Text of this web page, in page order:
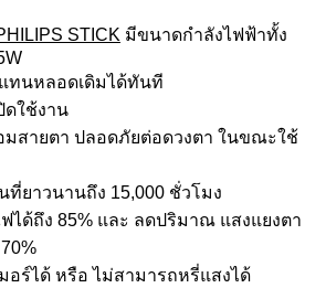
STICK มีขนาดกำลังไฟฟ้าทั้ง
ทนหลอดเดิมได้ทันที
ดใช้งาน
มสายตา ปลอดภัยต่อดวงตา ในขณะใช้
ที่ยาวนานถึง 15,000 ชั่วโมง
ได้ถึง 85% และ ลดปริมาณ แสงแยงตา
อร์ได้ หรือ ไม่สามารถหรี่แสงได้